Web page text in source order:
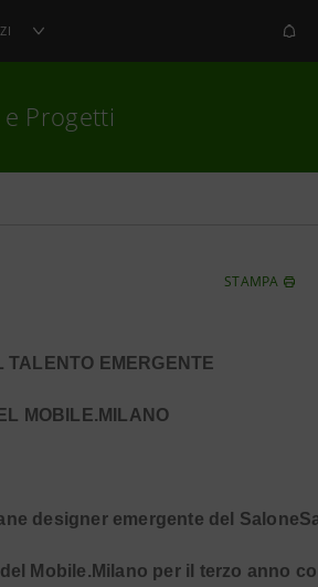
e Progetti
STAMPA
TALENTO EMERGENTE
MOBILE.MILANO
designer emergente del
Mobile.Milano per il terzo anno